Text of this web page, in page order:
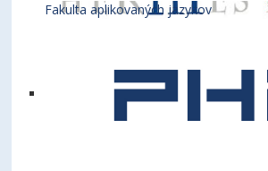
Fakulta aplikovaných jazykov